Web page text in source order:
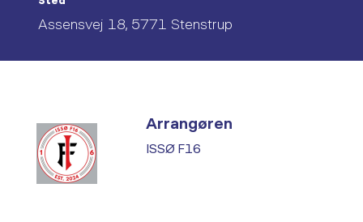
Assensvej 18, 5771 Stenstrup
Arrangøren
ISSØ F16